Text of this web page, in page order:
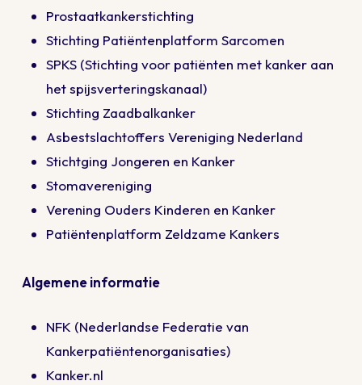
Prostaatkankerstichting
Stichting Patiëntenplatform Sarcomen
SPKS(Stichting voor patiënten met kanker aan
het spijsverteringskanaal)
Stichting Zaadbalkanker
Asbestslachtoffers Vereniging Nederland
Stichtging Jongeren en Kanker
Stomavereniging
Verening Ouders Kinderen en Kanker
Patiëntenplatform Zeldzame Kankers
Algemene informatie
NFK (Nederlandse Federatie van
Kankerpatiëntenorganisaties)
Kanker.nl